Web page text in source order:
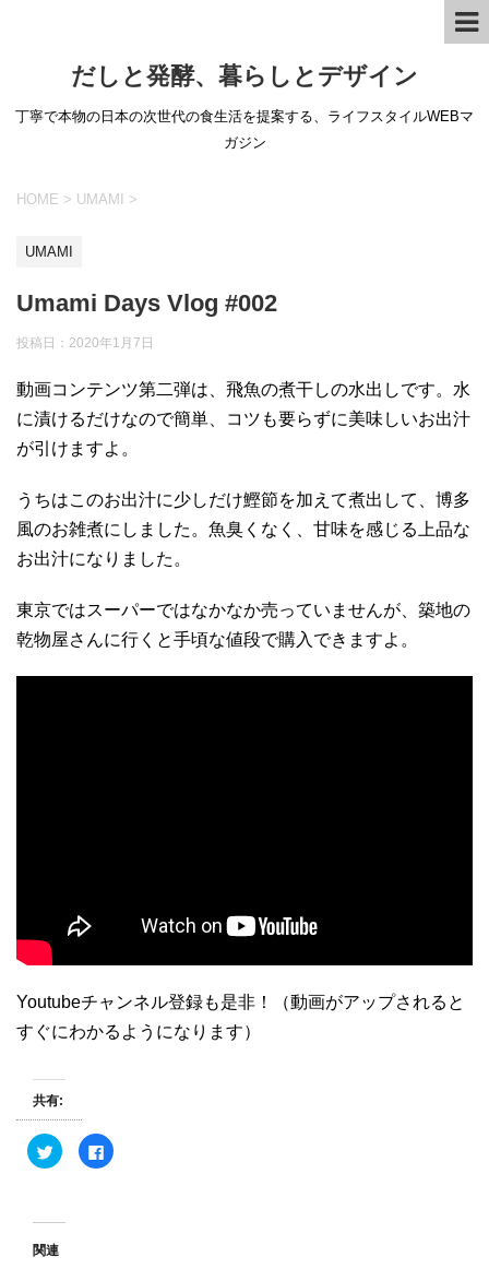
だしと発酵、暮らしとデザイン
丁寧で本物の日本の次世代の食生活を提案する、ライフスタイルWEBマ
ガジン
HOME > UMAMI >
UMAMI
Umami Days Vlog #002
投稿日： 2020年1月7日
動画コンテンツ第二弾は、飛魚の煮干しの水出しです。水
に漬けるだけなので簡単、コツも要らずに美味しいお出汁
が引けますよ。
うちはこのお出汁に少しだけ鰹節を加えて煮出して、博多
風のお雑煮にしました。魚臭くなく、甘味を感じる上品な
お出汁になりました。
東京ではスーパーではなかなか売っていませんが、築地の
乾物屋さんに行くと手頃な値段で購入できますよ。
Youtubeチャンネル登録も是非！（動画がアップされると
すぐにわかるようになります）
共有:
ク
リ
T
i
F
a
関連